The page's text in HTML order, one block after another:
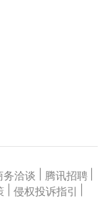
务洽谈 腾讯招聘
侵权投诉指引